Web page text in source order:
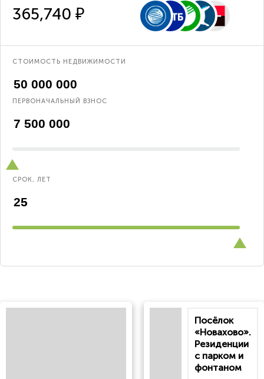
365,740 ₽
СТОИМОСТЬ НЕДВИЖИМОСТИ
ПЕРВОНАЧАЛЬНЫЙ ВЗНОС
СРОК, ЛЕТ
Посёлок
«Новахово».
Резиденции
с парком и
фонтаном